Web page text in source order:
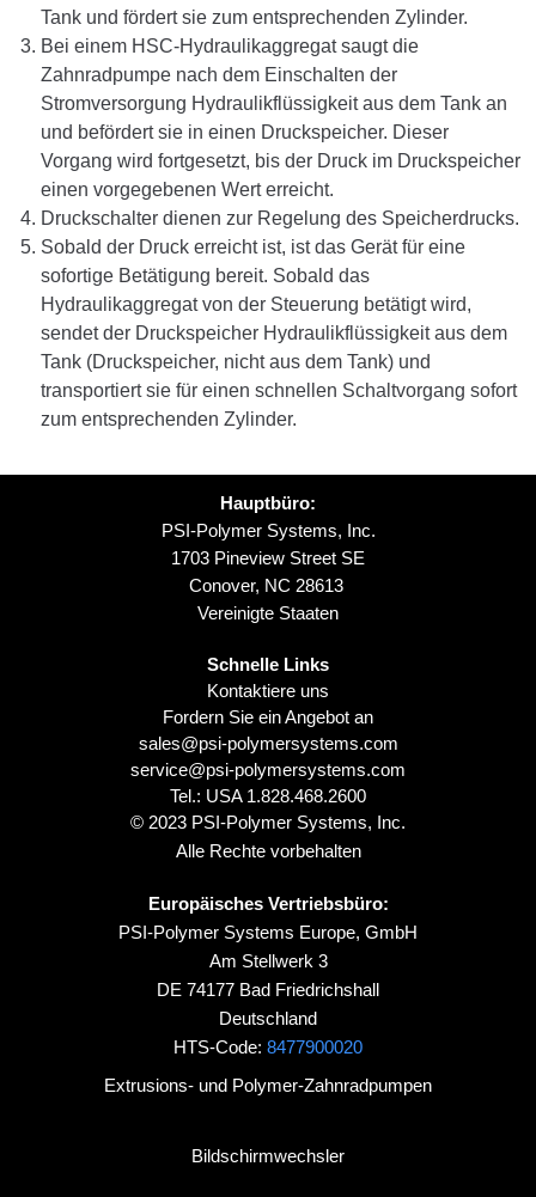
Tank und fördert sie zum entsprechenden Zylinder.
Bei einem HSC-Hydraulikaggregat saugt die
Zahnradpumpe nach dem Einschalten der
Stromversorgung Hydraulikflüssigkeit aus dem Tank an
und befördert sie in einen Druckspeicher. Dieser
Vorgang wird fortgesetzt, bis der Druck im Druckspeicher
einen vorgegebenen Wert erreicht.
Druckschalter dienen zur Regelung des Speicherdrucks.
Sobald der Druck erreicht ist, ist das Gerät für eine
sofortige Betätigung bereit. Sobald das
Hydraulikaggregat von der Steuerung betätigt wird,
sendet der Druckspeicher Hydraulikflüssigkeit aus dem
Tank (Druckspeicher, nicht aus dem Tank) und
transportiert sie für einen schnellen Schaltvorgang sofort
zum entsprechenden Zylinder.
Hauptbüro:
PSI-Polymer Systems, Inc.
1703 Pineview Street SE
Conover, NC 28613
Vereinigte Staaten
Schnelle Links
Kontaktiere uns
Fordern Sie ein Angebot an
sales@psi-polymersystems.com
service@psi-polymersystems.com
Tel.: USA 1.828.468.2600
© 2023 PSI-Polymer Systems, Inc.
Alle Rechte vorbehalten
Europäisches Vertriebsbüro:
PSI-Polymer Systems Europe, GmbH
Am Stellwerk 3
DE 74177 Bad Friedrichshall
Deutschland
HTS-Code: 8477900020
Extrusions- und Polymer-Zahnradpumpen
Bildschirmwechsler